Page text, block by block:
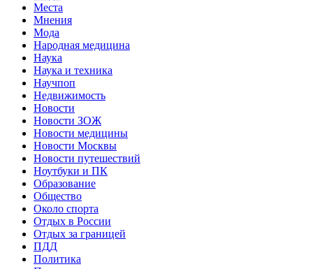
Места
Мнения
Мода
Народная медицина
Наука
Наука и техника
Научпоп
Недвижимость
Новости
Новости ЗОЖ
Новости медицины
Новости Москвы
Новости путешествий
Ноутбуки и ПК
Образование
Общество
Около спорта
Отдых в России
Отдых за границей
ПДД
Политика